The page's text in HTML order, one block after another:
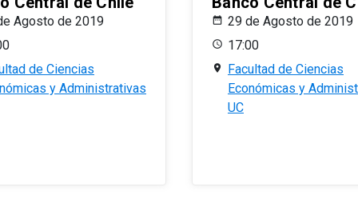
Agosto de 2019
de Ciencias
y Administrativas
29 de Agosto de 2019
17:00
Facultad de Ciencias
Económicas y
UC